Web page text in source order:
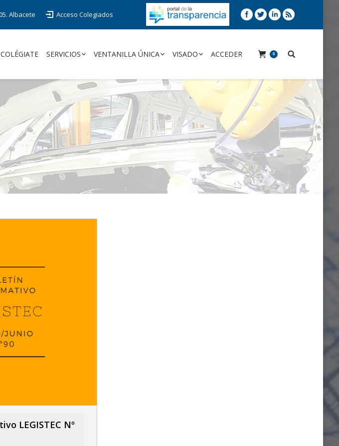
Albacete Acceso Colegiados
SERVICIOS VENTANILLA ÚNICA VISADO ACCEDER 0
LEGISTEC Nº